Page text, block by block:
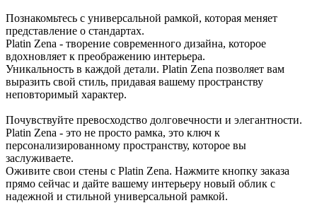
Познакомьтесь с универсальной рамкой, которая меняет
представление о стандартах.
Platin Zena - творение современного дизайна, которое
вдохновляет к преображению интерьера.
Уникальность в каждой детали. Platin Zena позволяет вам
выразить свой стиль, придавая вашему пространству
неповторимый характер.
Почувствуйте превосходство долговечности и элегантности.
Platin Zena - это не просто рамка, это ключ к
персонализированному пространству, которое вы
заслуживаете.
Оживите свои стены с Platin Zena. Нажмите кнопку заказа
прямо сейчас и дайте вашему интерьеру новый облик с
надежной и стильной универсальной рамкой.